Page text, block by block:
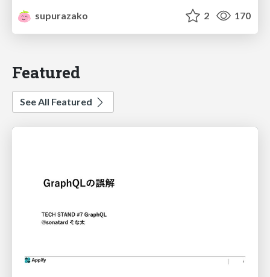
supurazako
2 170
Featured
See All Featured